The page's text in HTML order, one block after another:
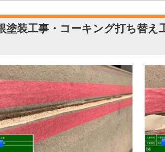
塗装工事・コーキング打ち替え